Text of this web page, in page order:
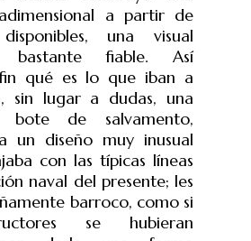
a partir de
una visual
bastante fiable. Así
qué es lo que iban a
sin lugar a dudas, una
bote de salvamento,
un diseño muy inusual
con las típicas líneas
naval del presente; les
barroco, como si
se hubieran